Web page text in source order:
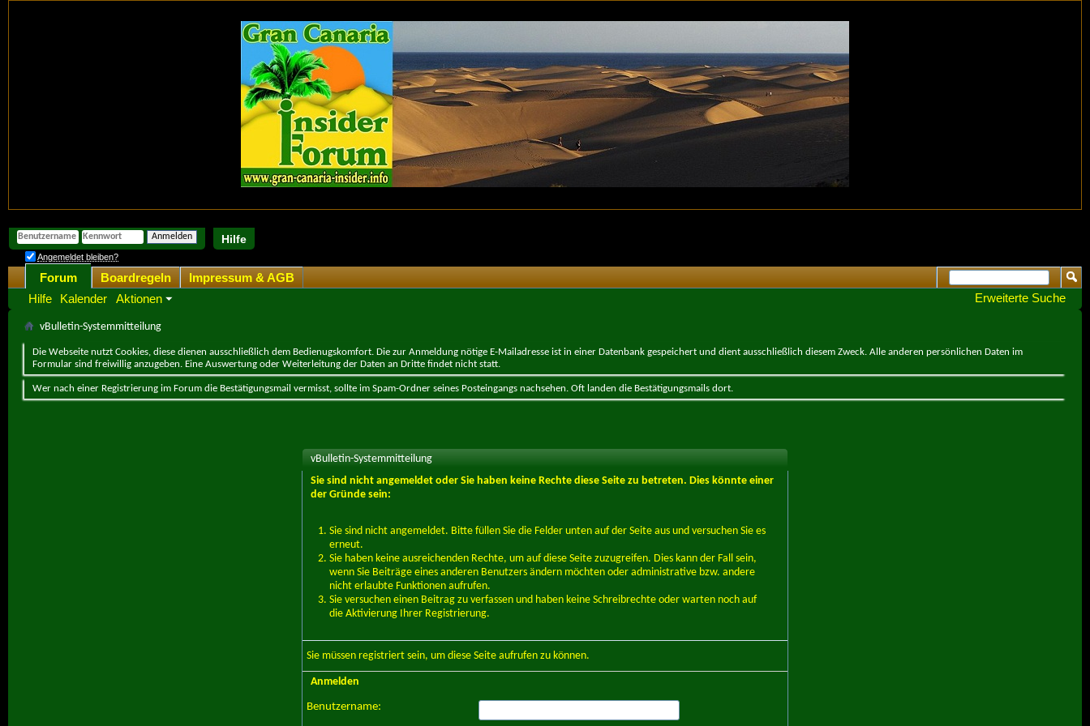
Hilfe
Angemeldet bleiben?
Forum
Hilfe
Kalender Aktionen
Boardregeln
Impressum & AGB
Erweiterte Suche
vBulletin-Systemmitteilung
Die Webseite nutzt Cookies, diese dienen ausschließlich dem Bedienugskomfort. Die zur Anmeldung nötige E-Mailadresse ist in einer Datenbank gespeichert und dient ausschließlich diesem Zweck. Alle anderen persönlichen Daten im
Formular sind freiwillig anzugeben. Eine Auswertung oder Weiterleitung der Daten an Dritte findet nicht statt.
Wer nach einer Registrierung im Forum die Bestätigungsmail vermisst, sollte im Spam-Ordner seines Posteingangs nachsehen. Oft landen die Bestätigungsmails dort.
vBulletin-Systemmitteilung
Sie sind nicht angemeldet oder Sie haben keine Rechte diese Seite zu betreten. Dies könnte einer
der Gründe sein:
Sie sind nicht angemeldet. Bitte füllen Sie die Felder unten auf der Seite aus und versuchen Sie es
erneut.
Sie haben keine ausreichenden Rechte, um auf diese Seite zuzugreifen. Dies kann der Fall sein,
wenn Sie Beiträge eines anderen Benutzers ändern möchten oder administrative bzw. andere
nicht erlaubte Funktionen aufrufen.
Sie versuchen einen Beitrag zu verfassen und haben keine Schreibrechte oder warten noch auf
die Aktivierung Ihrer Registrierung.
Sie müssen registriert sein, um diese Seite aufrufen zu können.
Anmelden
Benutzername: